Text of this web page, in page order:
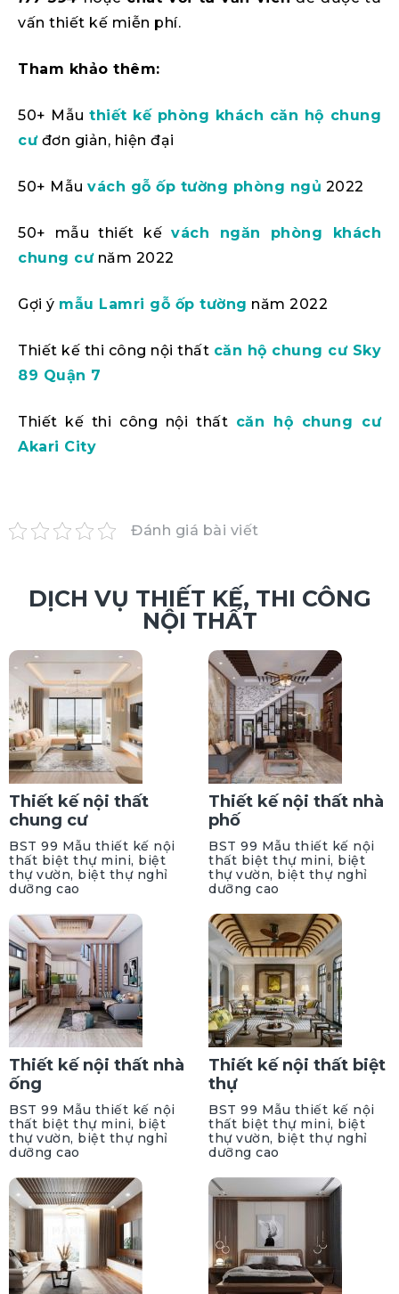
vấn thiết kế miễn phí.
Tham khảo thêm:
50+ Mẫu thiết kế phòng khách căn hộ chung
cư đơn giản, hiện đại
50+ Mẫu vách gỗ ốp tường phòng ngủ 2022
50+ mẫu thiết kế vách ngăn phòng khách
chung cư năm 2022
Gợi ý mẫu Lamri gỗ ốp tường năm 2022
Thiết kế thi công nội thất căn hộ chung cư Sky
89 Quận 7
Thiết kế thi công nội thất căn hộ chung cư
Akari City
Đánh giá bài viết
DỊCH VỤ THIẾT KẾ, THI CÔNG
NỘI THẤT
Thiết kế nội thất
chung cư
BST 99 Mẫu thiết kế nội
thất biệt thự mini, biệt
thự vườn, biệt thự nghỉ
dưỡng cao
Thiết kế nội thất nhà
phố
BST 99 Mẫu thiết kế nội
thất biệt thự mini, biệt
thự vườn, biệt thự nghỉ
dưỡng cao
Thiết kế nội thất nhà
ống
BST 99 Mẫu thiết kế nội
thất biệt thự mini, biệt
thự vườn, biệt thự nghỉ
dưỡng cao
Thiết kế nội thất biệt
thự
BST 99 Mẫu thiết kế nội
thất biệt thự mini, biệt
thự vườn, biệt thự nghỉ
dưỡng cao